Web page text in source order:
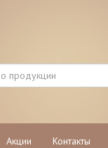
Акции Контакты